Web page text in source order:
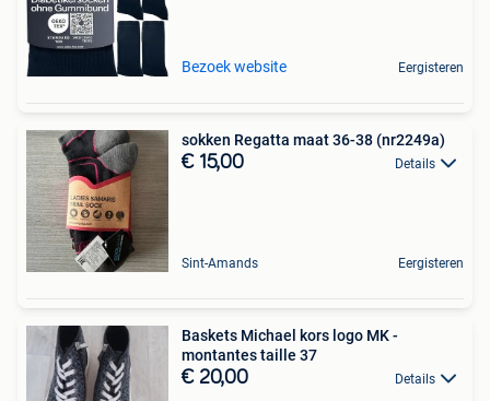
Bezoek website Eergisteren
sokken Regatta maat 36-38 (nr2249a)
€ 15,00 Details
Sint-Amands Eergisteren
Baskets Michael kors logo MK -
montantes taille 37
€ 20,00 Details